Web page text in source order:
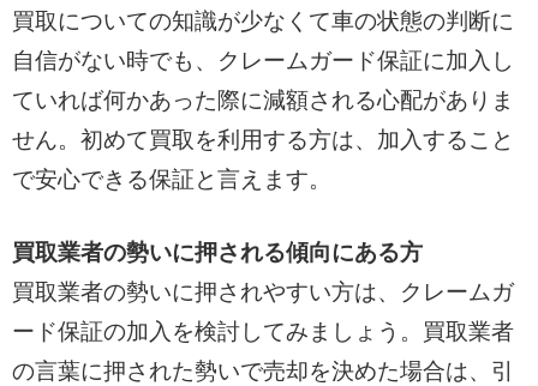
買取についての知識が少なくて車の状態の判断に
自信がない時でも、クレームガード保証に加入し
ていれば何かあった際に減額される心配がありま
せん。初めて買取を利用する方は、加入すること
で安心できる保証と言えます。
買取業者の勢いに押される傾向にある方
買取業者の勢いに押されやすい方は、クレームガ
ード保証の加入を検討してみましょう。買取業者
の言葉に押された勢いで売却を決めた場合は、引